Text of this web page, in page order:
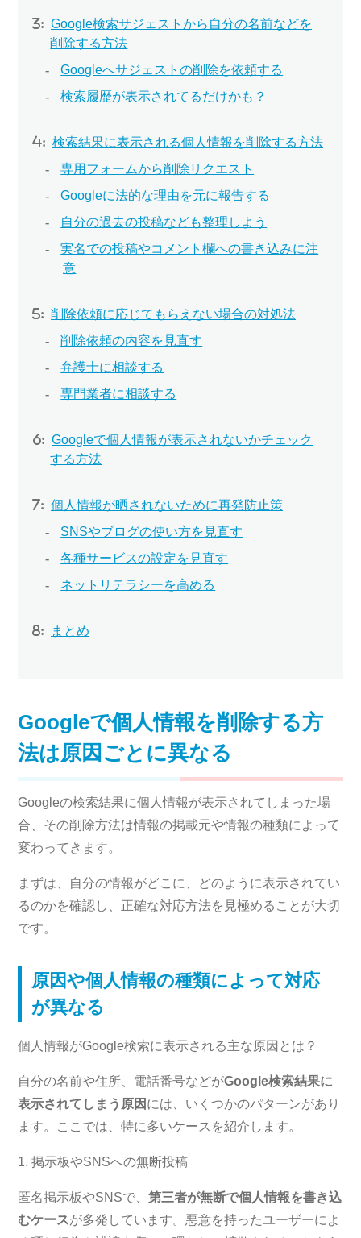
Google検索サジェストから自分の名前などを
削除する方法
Googleへサジェストの削除を依頼する
検索履歴が表示されてるだけかも？
検索結果に表示される個人情報を削除する方法
専用フォームから削除リクエスト
Googleに法的な理由を元に報告する
自分の過去の投稿なども整理しよう
実名での投稿やコメント欄への書き込みに注
意
削除依頼に応じてもらえない場合の対処法
削除依頼の内容を見直す
弁護士に相談する
専門業者に相談する
Googleで個人情報が表示されないかチェック
する方法
個人情報が晒されないために再発防止策
SNSやブログの使い方を見直す
各種サービスの設定を見直す
ネットリテラシーを高める
まとめ
Googleで個人情報を削除する方
法は原因ごとに異なる
Googleの検索結果に個人情報が表示されてしまった場
合、その削除方法は情報の掲載元や情報の種類によって
変わってきます。
まずは、自分の情報がどこに、どのように表示されてい
るのかを確認し、正確な対応方法を見極めることが大切
です。
原因や個人情報の種類によって対応
が異なる
個人情報がGoogle検索に表示される主な原因とは？
自分の名前や住所、電話番号などがGoogle検索結果に
表示されてしまう原因 には、いくつかのパターンがあり
ます。ここでは、特に多いケースを紹介します。
1. 掲示板やSNSへの無断投稿
匿名掲示板やSNSで、第三者が無断で個人情報を書き込
むケースが多発しています。悪意を持ったユーザーによ